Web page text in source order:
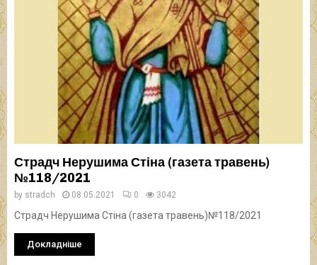
Страдч Нерушима Стіна (газета травень)
№118/2021
by stradch 08.05.2021 0 3042
Страдч Нерушима Стіна (газета травень)№118/2021
Докладніше